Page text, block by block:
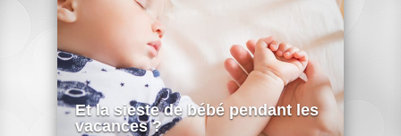
Et la sieste de bébé pendant les
vacances ?
0